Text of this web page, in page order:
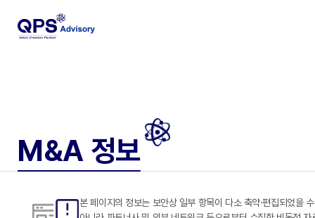
M&A 정보
본 페이지의 정보는 보안상 일부 항목이 다소 축약·편집되었을